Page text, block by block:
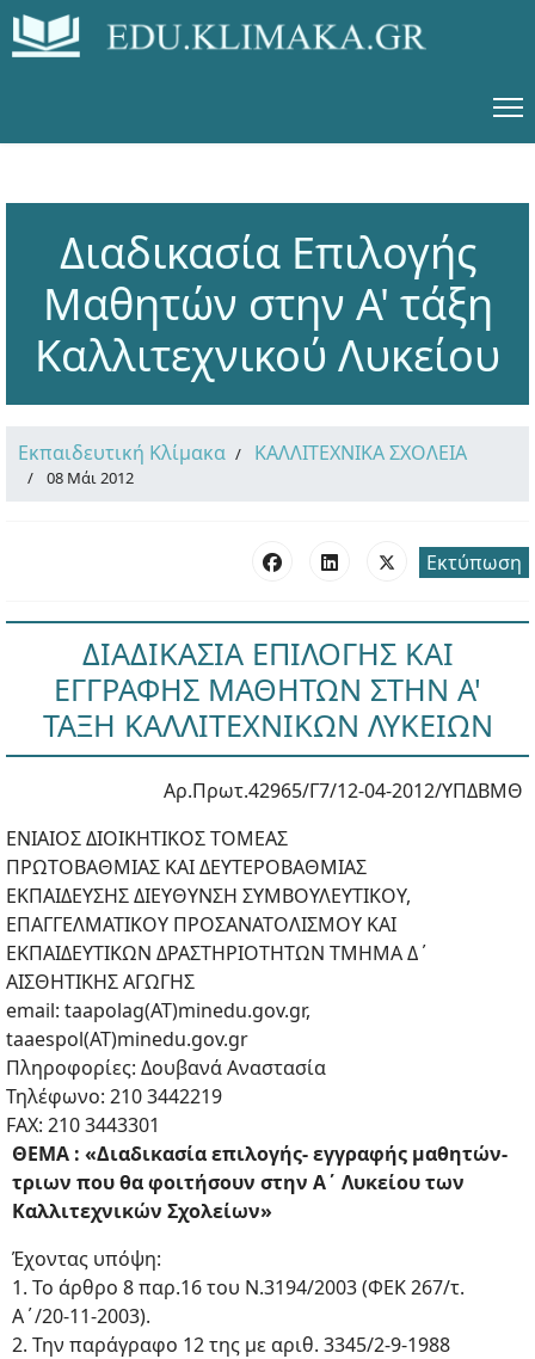
Διαδικασία Επιλογής
Μαθητών στην Α' τάξη
Καλλιτεχνικού Λυκείου
Εκπαιδευτική Κλίμακα ΚΑΛΛΙΤΕΧΝΙΚΑ ΣΧΟΛΕΙΑ
08 Μάι 2012
Εκτύπωση
ΔΙΑΔΙΚΑΣΙΑ ΕΠΙΛΟΓΗΣ ΚΑΙ
ΕΓΓΡΑΦΗΣ ΜΑΘΗΤΩΝ ΣΤΗΝ Α'
ΤΑΞΗ ΚΑΛΛΙΤΕΧΝΙΚΩΝ ΛΥΚΕΙΩΝ
Αρ.Πρωτ.42965/Γ7/12-04-2012/ΥΠΔΒΜΘ
ΕΝΙΑΙΟΣ ΔΙΟΙΚΗΤΙΚΟΣ ΤΟΜΕΑΣ
ΠΡΩΤΟΒΑΘΜΙΑΣ ΚΑΙ ΔΕΥΤΕΡΟΒΑΘΜΙΑΣ
ΕΚΠΑΙΔΕΥΣΗΣ ΔΙΕΥΘΥΝΣΗ ΣΥΜΒΟΥΛΕΥΤΙΚΟΥ,
ΕΠΑΓΓΕΛΜΑΤΙΚΟΥ ΠΡΟΣΑΝΑΤΟΛΙΣΜΟΥ ΚΑΙ
ΕΚΠΑΙΔΕΥΤΙΚΩΝ ΔΡΑΣΤΗΡΙΟΤΗΤΩΝ ΤΜΗΜΑ Δ΄
ΑΙΣΘΗΤΙΚΗΣ ΑΓΩΓΗΣ
email: taapolag(ΑΤ)minedu.gov.gr,
taaespol(ΑΤ)minedu.gov.gr
Πληροφορίες: Δουβανά Αναστασία
Τηλέφωνο: 210 3442219
FAX: 210 3443301
ΘΕΜΑ : «Διαδικασία επιλογής- εγγραφής μαθητών-
τριων που θα φοιτήσουν στην Α΄ Λυκείου των
Καλλιτεχνικών Σχολείων»
Έχοντας υπόψη:
1. Το άρθρο 8 παρ.16 του Ν.3194/2003 (ΦΕΚ 267/τ.
Α΄/20-11-2003).
2. Την παράγραφο 12 της με αριθ. 3345/2-9-1988